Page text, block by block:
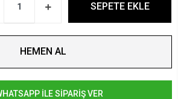
SEPETE EKLE
HEMEN AL
İLE SİPARİŞ VER